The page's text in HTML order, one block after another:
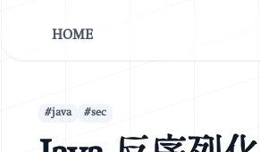
HOME
#java #sec